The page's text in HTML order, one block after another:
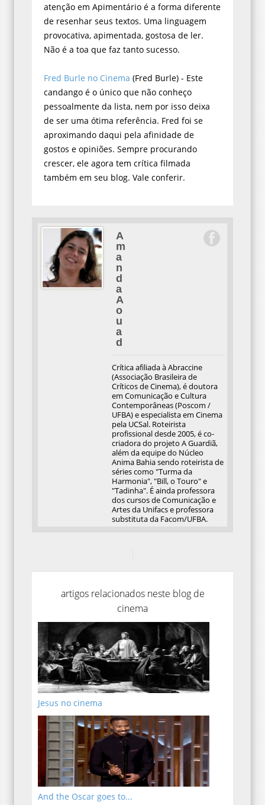
atenção em Apimentário é a forma diferente
de resenhar seus textos. Uma linguagem
provocativa, apimentada, gostosa de ler.
Não é a toa que faz tanto sucesso.
Fred Burle no Cinema (Fred Burle) - Este
candango é o único que não conheço
pessoalmente da lista, nem por isso deixa
de ser uma ótima referência. Fred foi se
aproximando daqui pela afinidade de
gostos e opiniões. Sempre procurando
crescer, ele agora tem crítica filmada
também em seu blog. Vale conferir.
A
m
a
n
d
a
A
o
u
a
d
Crítica afiliada à Abraccine
(Associação Brasileira de
Críticos de Cinema), é doutora
em Comunicação e Cultura
Contemporâneas (Poscom /
UFBA) e especialista em Cinema
pela UCSal. Roteirista
profissional desde 2005, é co-
criadora do projeto A Guardiã,
além da equipe do Núcleo
Anima Bahia sendo roteirista de
séries como "Turma da
Harmonia", "Bill, o Touro" e
"Tadinha". É ainda professora
dos cursos de Comunicação e
Artes da Unifacs e professora
substituta da Facom/UFBA.
artigos relacionados neste blog de
cinema
Jesus no cinema
And the Oscar goes to...